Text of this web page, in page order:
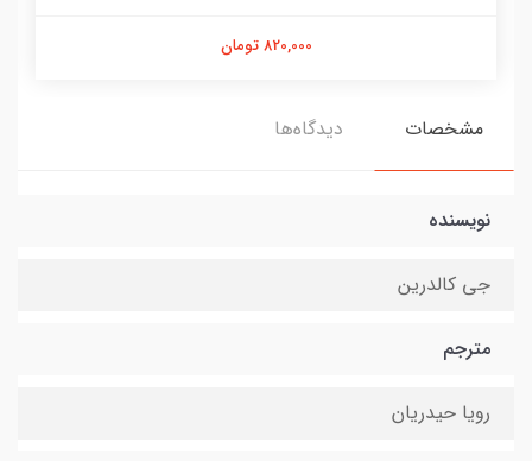
820,000 تومان
مشخصات دیدگاه‌ها
نویسنده
جی کالدرین
مترجم
رویا حیدریان